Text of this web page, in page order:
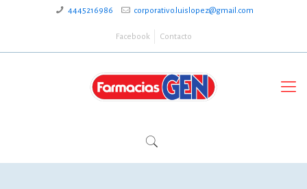
4445216986 corporativo.luislopez@gmail.com
Facebook Contacto